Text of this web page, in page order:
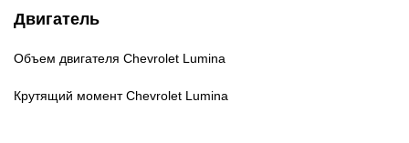
Двигатель
Объем двигателя Chevrolet Lumina
Крутящий момент Chevrolet Lumina